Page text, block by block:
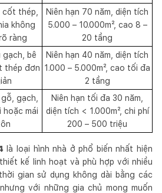
cốt thép,
không
ràng
Niên hạn 70 năm, diện tích
5.000 – 10.000m², cao 8 –
20 tầng
gạch, bê
thép đơn
Niên hạn 40 năm, diện tích
1.000 – 5.000m², cao tối đa
2 tầng
gạch,
hoặc mái
Niên hạn tối đa 30 năm,
diện tích < 1.000m², chi phí
200 – 500 triệu
là loại hình nhà ở phổ biến nhất hiện
kế linh hoạt và phù hợp với nhiều
gian sử dụng không dài bằng các
với những gia chủ mong muốn